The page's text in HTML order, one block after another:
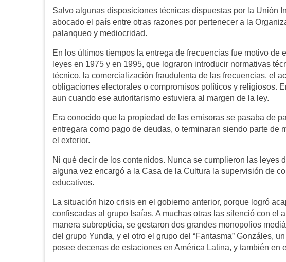
Salvo algunas disposiciones técnicas dispuestas por la Unión
abocado el país entre otras razones por pertenecer a la
palanqueo y mediocridad.
En los últimos tiempos la entrega de frecuencias fue motivo
leyes en 1975 y en 1995, que lograron introducir normativas
técnico, la comercialización fraudulenta de las frecuencias, el
obligaciones electorales o compromisos políticos y religiosos.
aun cuando ese autoritarismo estuviera al margen de la ley.
Era conocido que la propiedad de las emisoras se pasaba de
entregara como pago de deudas, o terminaran siendo parte
el exterior.
Ni qué decir de los contenidos. Nunca se cumplieron las leyes
alguna vez encargó a la Casa de la Cultura la supervisión de
educativos.
La situación hizo crisis en el gobierno anterior, porque logró
confiscadas al grupo Isaías. A muchas otras las silenció con el
manera subrepticia, se gestaron dos grandes monopolios
del grupo Yunda, y el otro el grupo del “Fantasma” Gonzáles,
posee decenas de estaciones en América Latina, y también en